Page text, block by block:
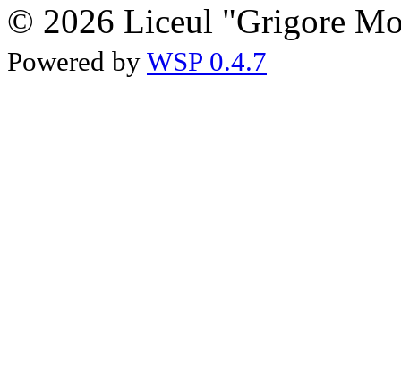
© 2026 Liceul "Grigore
Powered by WSP 0.4.7